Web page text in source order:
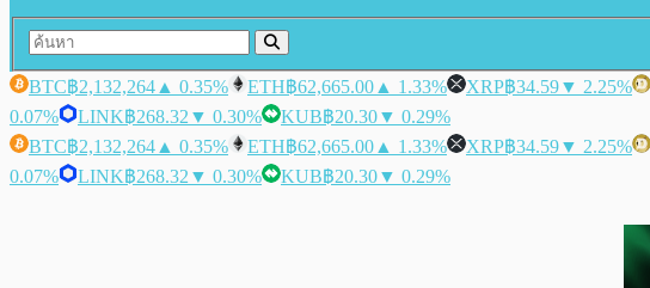
BTC฿2,132,264 ▲ 0.35% ETH฿62,665.00 ▲ 1.33% XRP฿34.59▼ 2.25%
0.07%
LINK฿268.32 ▼ 0.30% KUB฿20.30▼ 0.29%
BTC฿2,132,264 ▲ 0.35% ETH฿62,665.00 ▲ 1.33% XRP฿34.59▼ 2.25%
0.07%
LINK฿268.32 ▼ 0.30% KUB฿20.30▼ 0.29%